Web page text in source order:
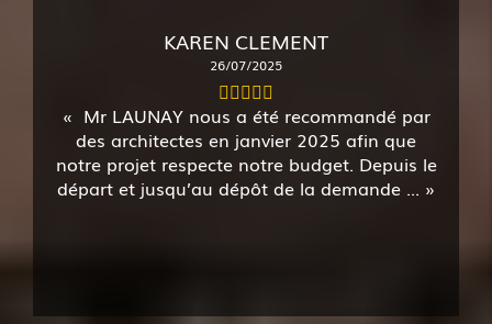
KAREN CLEMENT
26/07/2025
Mr LAUNAY nous a été recommandé par
des architectes en janvier 2025 afin que
notre projet respecte notre budget. Depuis le
départ et jusqu’au dépôt de la demande ...